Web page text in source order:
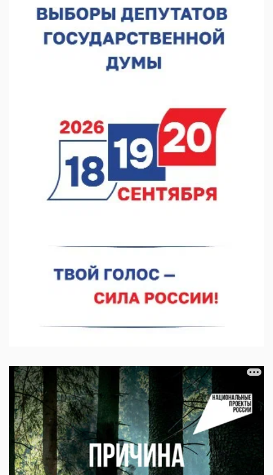
пожарного
07.08.2026 12:15
В Нижнем Новгороде прошло совещание Росгвардии
07.08.2026 12:04